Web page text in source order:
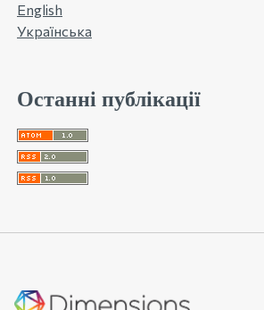
English
Українська
Останні публікації